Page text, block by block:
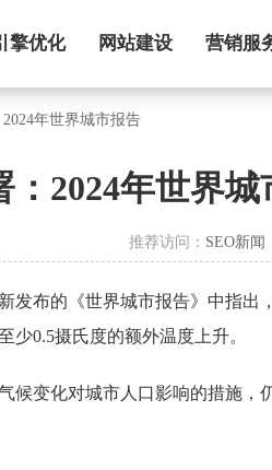
擎优化 网站建设 营销服
年世界城市报告
：2024年世界城
推荐访问： SEO新闻
发布的《世界城市报告》中指出
少0.5摄氏度的额外温度上升。
候变化对城市人口影响的措施，